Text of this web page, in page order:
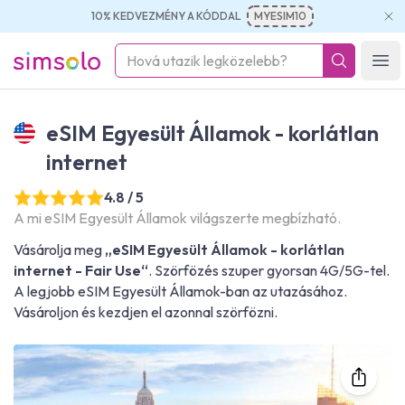
10% KEDVEZMÉNY A KÓDDAL MYESIM10
simsolo
eSIM Egyesült Államok - korlátlan
internet
4.8 / 5
A mi eSIM Egyesült Államok világszerte megbízható.
Vásárolja meg „eSIM Egyesült Államok - korlátlan
internet - Fair Use“. Szörfözés szuper gyorsan 4G/5G-tel.
A legjobb eSIM Egyesült Államok-ban az utazásához.
Vásároljon és kezdjen el azonnal szörfözni.